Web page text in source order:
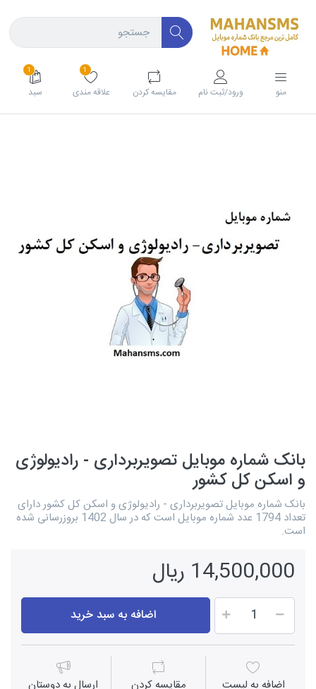
منو ورود/ثبت نام مقايسه كردن
1
علاقه مندی
1
سبد
بانک شماره موبایل تصویربرداری - رادیولوژی
و اسکن کل کشور
بانک شماره موبایل تصویربرداری - رادیولوژی و اسکن کل کشور دارای
تعداد 1794 عدد شماره موبایل است که در سال 1402 بروزرسانی شده
است.
14,500,000 ریال
اضافه به سبد خرید
اضافه به لیست مقايسه كردن ارسال به دوستان